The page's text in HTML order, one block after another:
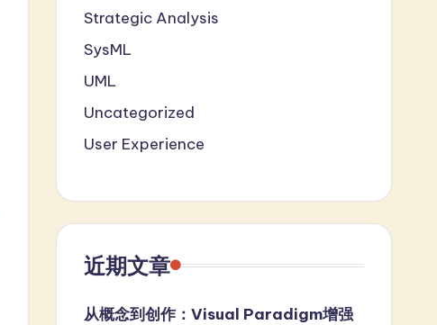
Strategic Analysis
SysML
UML
Uncategorized
User Experience
近期文章
从概念到创作：Visual Paradigm增强